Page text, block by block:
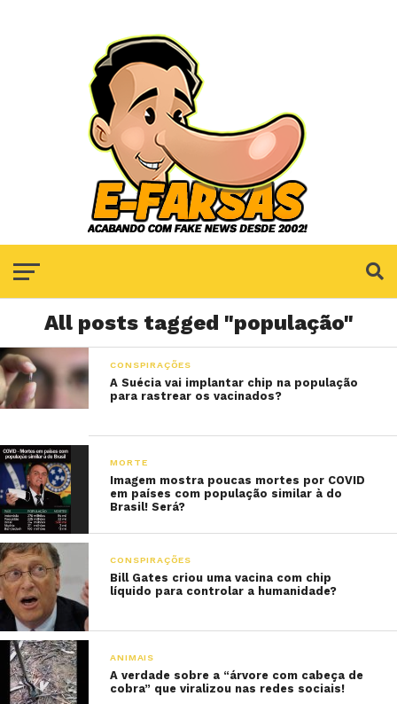
All posts tagged "população"
CONSPIRAÇÕES
A Suécia vai implantar chip na população
para rastrear os vacinados?
MORTE
Imagem mostra poucas mortes por COVID
em países com população similar à do
Brasil! Será?
CONSPIRAÇÕES
Bill Gates criou uma vacina com chip
líquido para controlar a humanidade?
ANIMAIS
A verdade sobre a “árvore com cabeça de
cobra” que viralizou nas redes sociais!